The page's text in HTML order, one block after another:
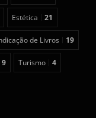
Estética 21
de Livros 19
9 Turismo 4